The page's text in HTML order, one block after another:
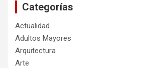
Categorías
Actualidad
Adultos Mayores
Arquitectura
Arte